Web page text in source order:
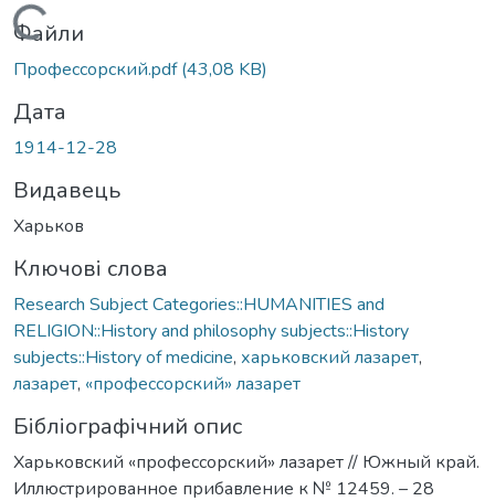
Вантажиться...
Файли
Профессорский.pdf(43,08 KB)
Дата
1914-12-28
Видавець
Харьков
Ключові слова
Research Subject Categories::HUMANITIES and
RELIGION::History and philosophy subjects::History
subjects::History of medicine, харьковский лазарет,
лазарет, «профессорский» лазарет
Бібліографічний опис
Харьковский «профессорский» лазарет // Южный край.
Иллюстрированное прибавление к № 12459. – 28